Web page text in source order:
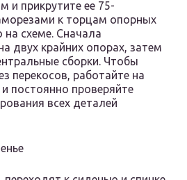
и прикрутите ее 75-
к торцам опорных
на схеме. Сначала
двух крайних опорах, затем
сборки. Чтобы
перекосов, работайте на
постоянно проверяйте
всех деталей